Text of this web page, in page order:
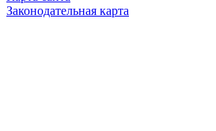
Законодательная карта